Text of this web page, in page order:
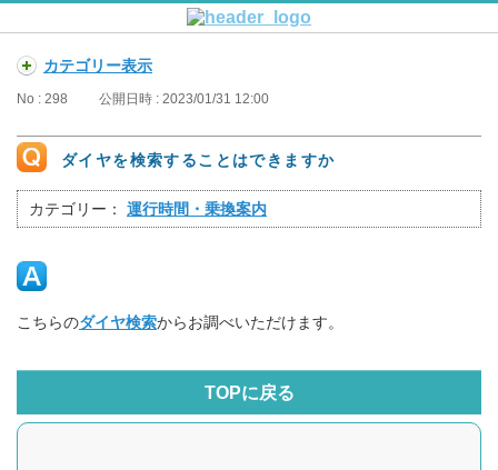
カテゴリー表示
No : 298 公開日時 : 2023/01/31 12:00
ダイヤを検索することはできますか
カテゴリー： 運行時間・乗換案内
こちらのダイヤ検索からお調べいただけます。
TOPに戻る